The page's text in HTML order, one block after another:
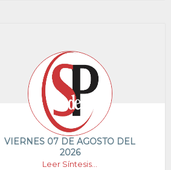
VIERNES 07 DE AGOSTO DEL
2026
Leer Síntesis...